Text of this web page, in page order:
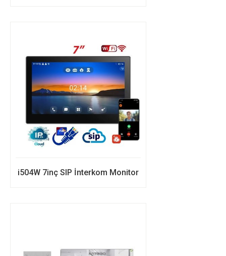
i504W 7inç SIP İnterkom Monitor